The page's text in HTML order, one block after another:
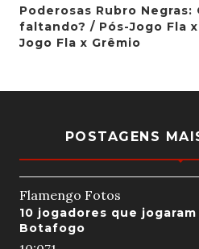
Poderosas Rubro Negras:
faltando? / Pós-Jogo Fla
Jogo Fla x Grêmio
POSTAGENS
Flamengo Fotos
10 jogadores que
Botafogo